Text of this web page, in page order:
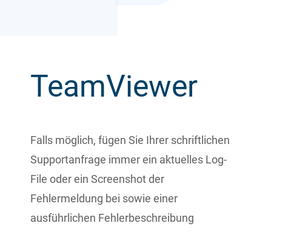
TeamViewer
Falls möglich, fügen Sie Ihrer schriftlichen
Supportanfrage immer ein aktuelles Log-
File oder ein Screenshot der
Fehlermeldung bei sowie einer
ausführlichen Fehlerbeschreibung